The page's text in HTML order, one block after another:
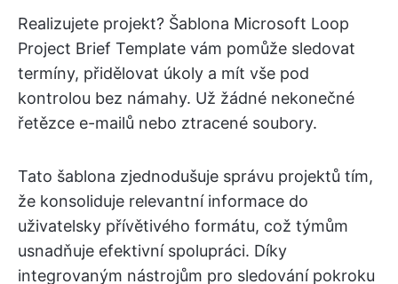
Realizujete projekt? Šablona Microsoft Loop
Project Brief Template vám pomůže sledovat
termíny, přidělovat úkoly a mít vše pod
kontrolou bez námahy. Už žádné nekonečné
řetězce e-mailů nebo ztracené soubory.
Tato šablona zjednodušuje správu projektů tím,
že konsoliduje relevantní informace do
uživatelsky přívětivého formátu, což týmům
usnadňuje efektivní spolupráci. Díky
integrovaným nástrojům pro sledování pokroku